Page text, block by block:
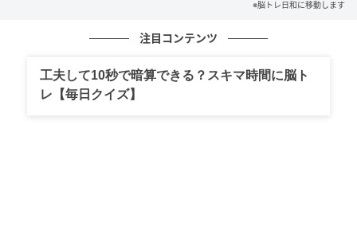
の記事をもっとみる
※脳トレ日和に移動します
注目コンテンツ
工夫して10秒で暗算できる？スキマ時間に脳ト
レ【毎日クイズ】